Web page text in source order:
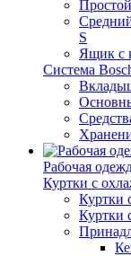
S
Ящик с
Система
Рабочая
Куртки с
Куртки
Куртки